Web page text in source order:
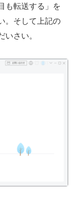
も転送する」を
。そして上記の
いさい。